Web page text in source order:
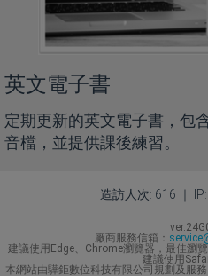
英文電子書
定期更新的英文電子書，包
音檔，並提供課後練習。
造訪人次: 616 ｜
廠商服務信箱：
建議使用Edge、Chrome瀏覽器，最佳瀏
建議使用
本網站由驊鉅數位科技有限公司規劃及服